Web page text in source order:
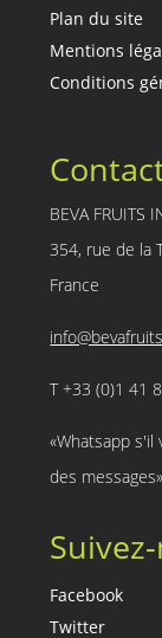
Plan du site
Mentions
Conditions
BEVA FRUITS
354, rue de la
France
T +33 (0)1 41
«Whatsapp
des
Facebook
Twitter